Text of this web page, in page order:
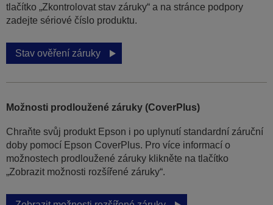
tlačítko „Zkontrolovat stav záruky“ a na stránce podpory
zadejte sériové číslo produktu.
Stav ověření záruky
Možnosti prodloužené záruky (CoverPlus)
Chraňte svůj produkt Epson i po uplynutí standardní záruční
doby pomocí Epson CoverPlus. Pro více informací o
možnostech prodloužené záruky klikněte na tlačítko
„Zobrazit možnosti rozšířené záruky“.